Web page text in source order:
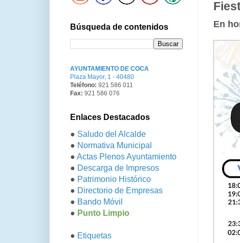
En
Búsqueda de contenidos
AYUNTAMIENTO DE COCA
Plaza Mayor, 1 - 40480
Teléfono: 921 586 011
Fax: 921 586 076
Enlaces Destacados
● Saludo del Alcalde
● Normativa Municipal
● Actas Plenos Ayuntamiento
● Descarga de Impresos
● Patrimonio Histórico
● Directorio de Empresas
● Bando Móvil
● Punto Limpio
● Etiquetas